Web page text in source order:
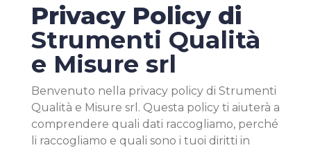
Privacy Policy di
Strumenti Qualità
e Misure srl
Benvenuto nella privacy policy di Strumenti
Qualità e Misure srl. Questa policy ti aiuterà a
comprendere quali dati raccogliamo, perché
li raccogliamo e quali sono i tuoi diritti in